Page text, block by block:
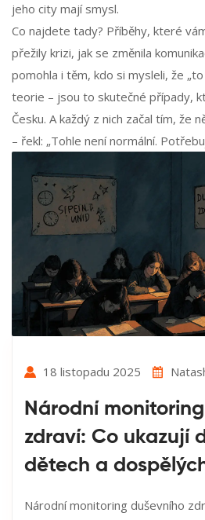
jeho city mají smysl.
Co najdete tady? Příběhy, které
přežily krizi, jak se změnila
pomohla i těm, kdo si mysleli, že
teorie – jsou to skutečné případy,
Česku. A každý z nich začal tím, že
– řekl: „Tohle není normální.
18 listopadu 2025
Národní
zdraví: Co ukazují
dětech a
Národní monitoring duševního